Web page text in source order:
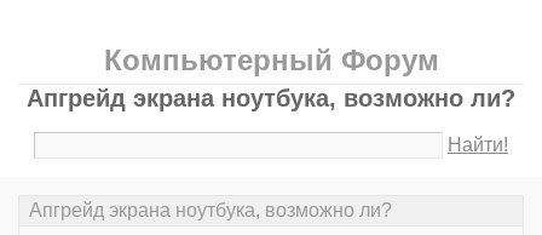
Компьютерный Форум
Апгрейд экрана ноутбука, возможно ли?
Найти!
Апгрейд экрана ноутбука, возможно ли?